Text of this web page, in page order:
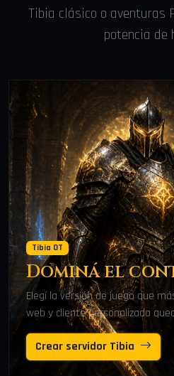
Tibia clásico o aventuras
potencia de
Tibia OT
Dominá el
Elegí la versión de juego que
web y cliente personalizado
Crear servidor Tibia